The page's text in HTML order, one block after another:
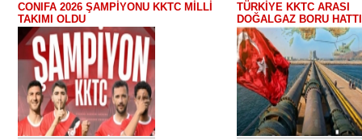
CONIFA 2026 ŞAMPİYONU KKTC MİLLİ
TAKIMI OLDU
TÜRKİYE KKTC ARASI
DOĞALGAZ BORU HATTI